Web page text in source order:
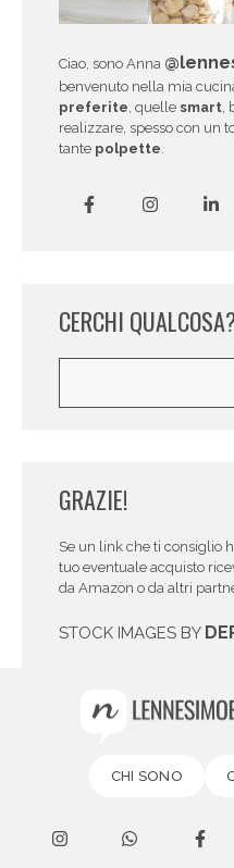
Ciao, sono Anna
benvenuto nella mia
preferite , quelle smart
realizzare, spesso con un
tante polpette
CERCHI
GRAZIE!
Se un link che ti consiglio
tuo eventuale acquisto
da Amazon o da altri
STOCK IMAGES BY
CHI SONO